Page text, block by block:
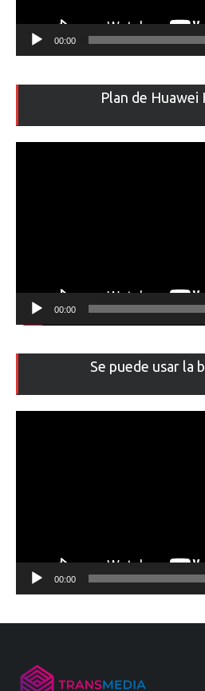
00:00
Plan de Huawei
00:00
Se puede usar la
00:00